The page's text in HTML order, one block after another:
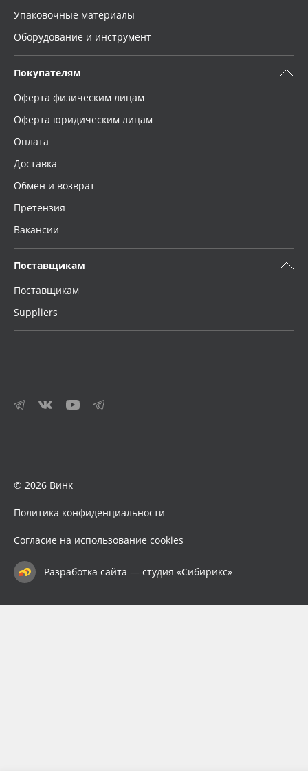
Упаковочные материалы
Оборудование и инструмент
Покупателям
Оферта физическим лицам
Оферта юридическим лицам
Оплата
Доставка
Обмен и возврат
Претензия
Вакансии
Поставщикам
Поставщикам
Suppliers
© 2026 Винк
Политика конфиденциальности
Согласие на использование cookies
Разработка сайта — студия «Сибирикс»